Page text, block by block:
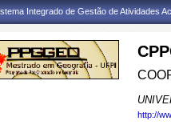
Integrado de Gestão de Atividades
http://